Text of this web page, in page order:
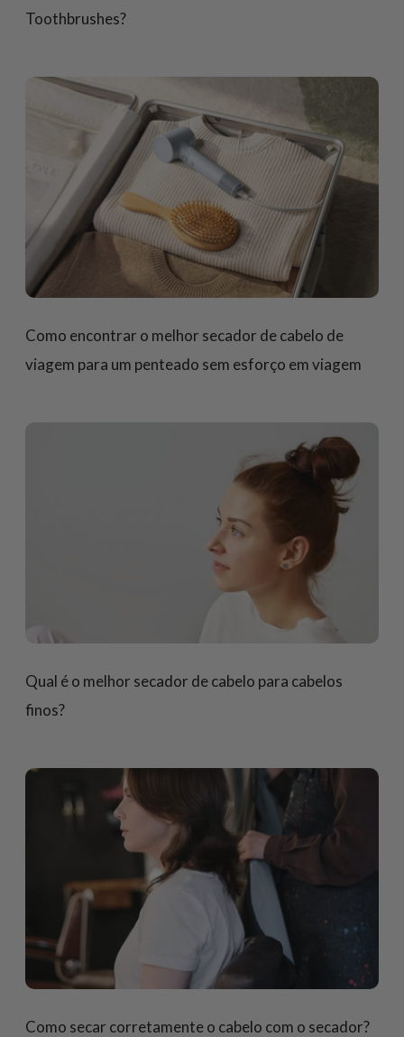
Toothbrushes?
Como encontrar o melhor secador de cabelo de
viagem para um penteado sem esforço em viagem
Qual é o melhor secador de cabelo para cabelos
finos?
Como secar corretamente o cabelo com o secador?